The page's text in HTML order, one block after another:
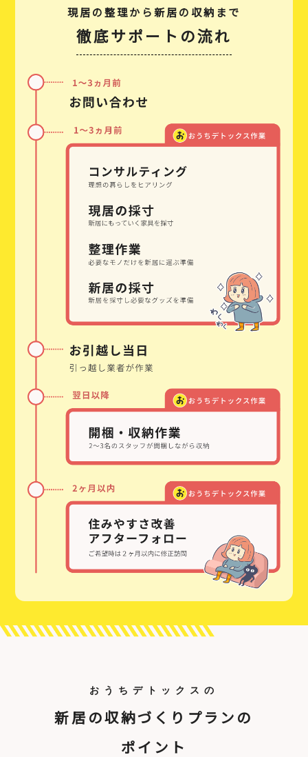
現居の整理から新居の収納まで
徹底サポートの流れ
おうちデトックスの
新居の収納づくりプランの
ポイント